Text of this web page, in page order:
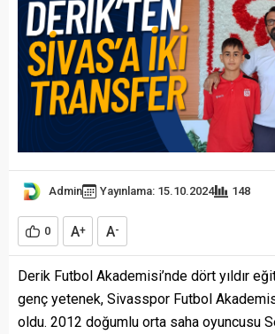
Admin Yayınlama: 15.10.2024 148
0 A+ A-
Derik Futbol Akademisi’nde dört yıldır
genç yetenek, Sivasspor Futbol
oldu. 2012 doğumlu orta saha oyuncusu